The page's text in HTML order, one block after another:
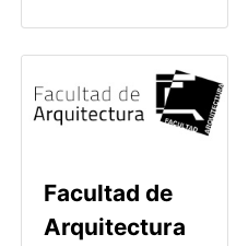
Facultad de
Arquitectura